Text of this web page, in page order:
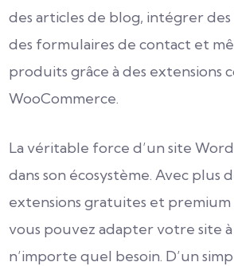
des articles de blog, intégrer des
des formulaires de contact et
produits grâce à des extensions
WooCommerce.
La véritable force d’un site
dans son écosystème. Avec plus
extensions gratuites et premium
vous pouvez adapter votre site
n’importe quel besoin. D’un